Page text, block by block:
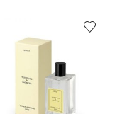
500ml